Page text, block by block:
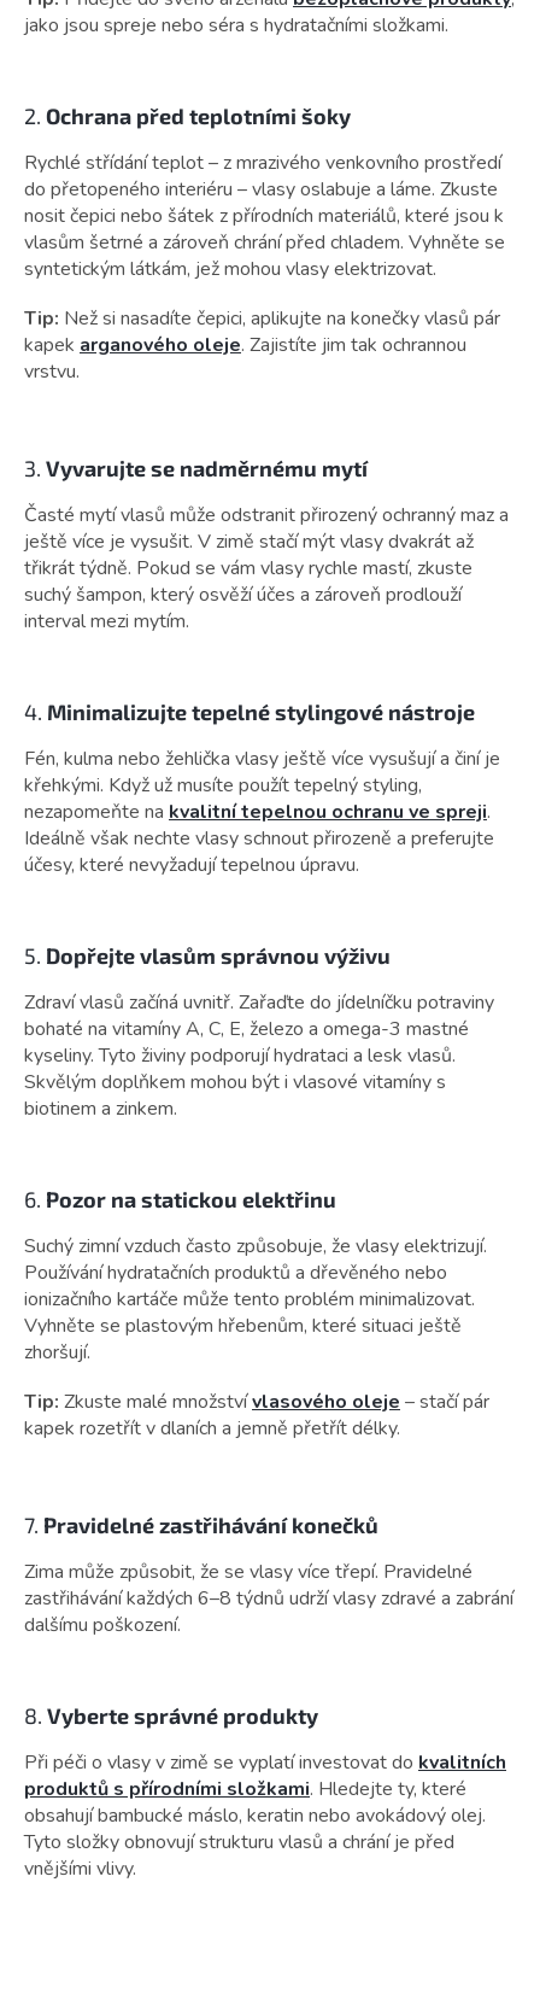
jako jsou spreje nebo séra s hydratačními složkami.
2. Ochrana před teplotními šoky
Rychlé střídání teplot – z mrazivého venkovního prostředí
do přetopeného interiéru – vlasy oslabuje a láme. Zkuste
nosit čepici nebo šátek z přírodních materiálů, které jsou k
vlasům šetrné a zároveň chrání před chladem. Vyhněte se
syntetickým látkám, jež mohou vlasy elektrizovat.
Tip: Než si nasadíte čepici, aplikujte na konečky vlasů pár
kapek arganového oleje. Zajistíte jim tak ochrannou
vrstvu.
3. Vyvarujte se nadměrnému mytí
Časté mytí vlasů může odstranit přirozený ochranný maz a
ještě více je vysušit. V zimě stačí mýt vlasy dvakrát až
třikrát týdně. Pokud se vám vlasy rychle mastí, zkuste
suchý šampon, který osvěží účes a zároveň prodlouží
interval mezi mytím.
4. Minimalizujte tepelné stylingové nástroje
Fén, kulma nebo žehlička vlasy ještě více vysušují a činí je
křehkými. Když už musíte použít tepelný styling,
nezapomeňte na kvalitní tepelnou ochranu ve spreji.
Ideálně však nechte vlasy schnout přirozeně a preferujte
účesy, které nevyžadují tepelnou úpravu.
5. Dopřejte vlasům správnou výživu
Zdraví vlasů začíná uvnitř. Zařaďte do jídelníčku potraviny
bohaté na vitamíny A, C, E, železo a omega-3 mastné
kyseliny. Tyto živiny podporují hydrataci a lesk vlasů.
Skvělým doplňkem mohou být i vlasové vitamíny s
biotinem a zinkem.
6. Pozor na statickou elektřinu
Suchý zimní vzduch často způsobuje, že vlasy elektrizují.
Používání hydratačních produktů a dřevěného nebo
ionizačního kartáče může tento problém minimalizovat.
Vyhněte se plastovým hřebenům, které situaci ještě
zhoršují.
Tip: Zkuste malé množstvívlasového oleje – stačí pár
kapek rozetřít v dlaních a jemně přetřít délky.
7. Pravidelné zastřihávání konečků
Zima může způsobit, že se vlasy více třepí. Pravidelné
zastřihávání každých 6–8 týdnů udrží vlasy zdravé a zabrání
dalšímu poškození.
8. Vyberte správné produkty
Při péči o vlasy v zimě se vyplatí investovat do kvalitních
produktů s přírodními složkami. Hledejte ty, které
obsahují bambucké máslo, keratin nebo avokádový olej.
Tyto složky obnovují strukturu vlasů a chrání je před
vnějšími vlivy.